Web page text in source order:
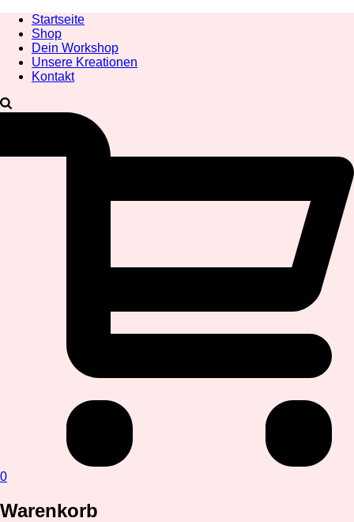
Startseite
Shop
Dein Workshop
Unsere Kreationen
Kontakt
0
Warenkorb